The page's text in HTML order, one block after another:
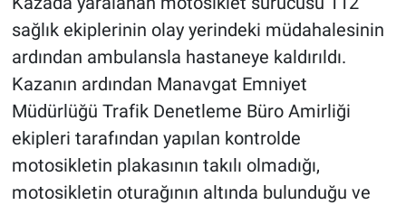
sağlık ekiplerinin olay yerindeki müdahalesinin
ardından ambulansla hastaneye kaldırıldı.
Kazanın ardından Manavgat Emniyet
Müdürlüğü Trafik Denetleme Büro Amirliği
ekipleri tarafından yapılan kontrolde
motosikletin plakasının takılı olmadığı,
motosikletin oturağının altında bulunduğu ve